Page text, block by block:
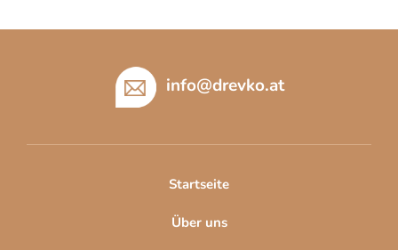
info@drevko.at
Startseite
Über uns